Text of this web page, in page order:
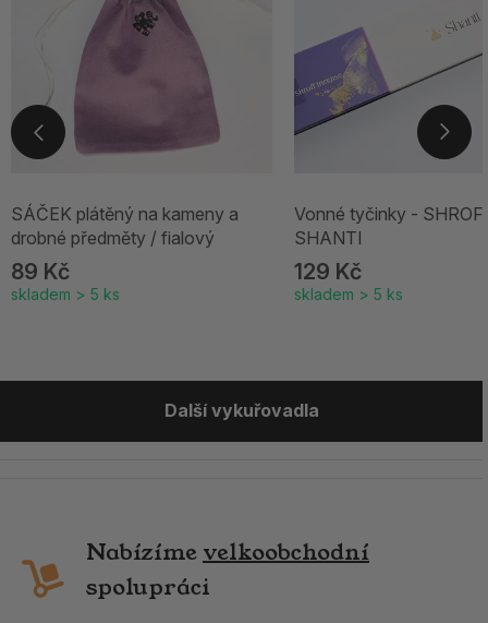
SÁČEK plátěný na kameny a
drobné předměty / fialový
89 Kč
skladem > 5 ks
Vonné tyčinky -
SHANTI
129 Kč
skladem > 5 ks
Další vykuřovadla
Nabízíme velkoobchodní
spolupráci